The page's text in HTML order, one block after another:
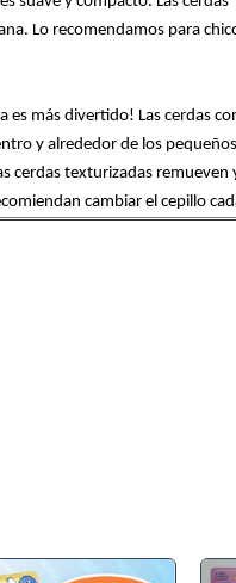
Lo recomendamos para
es más divertido! Las cerdas
y alrededor de los
cerdas texturizadas remueven
cambiar el cepillo